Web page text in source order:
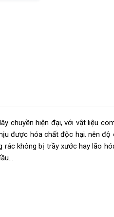
chuyền hiện đại, với vật liệu
được hóa chất độc hại. nên
không bị trầy xước hay lão